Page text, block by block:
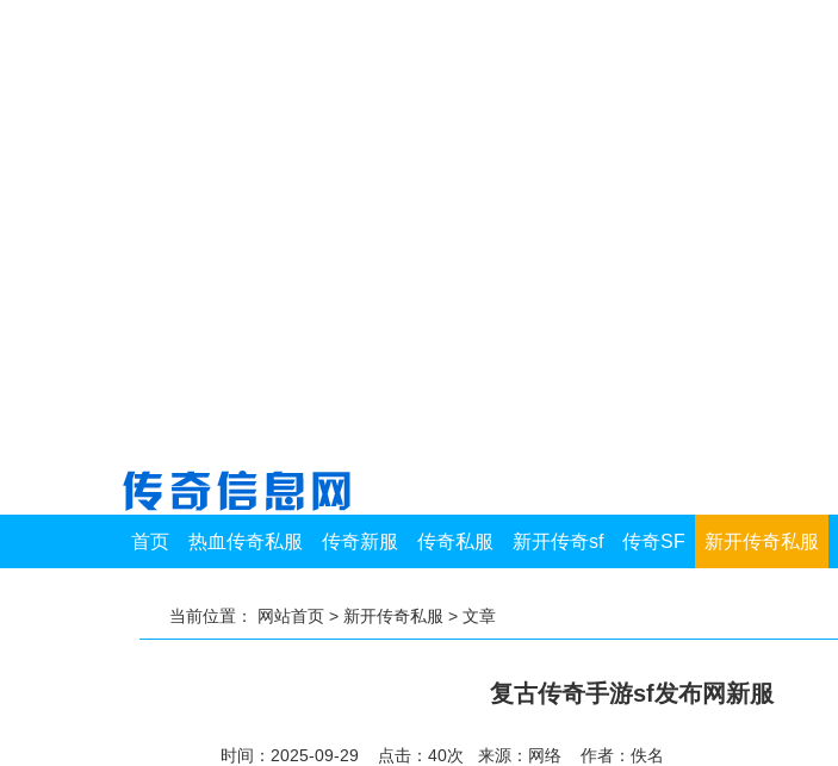
首页 热血传奇私服 传奇新服 传奇私服 新开传奇sf 传奇SF 新开传奇私服
当前位置： 网站首页 > 新开传奇私服 > 文章
复古传奇手游sf发布网新服
时间：2025-09-29 点击： 40次 来源：网络 作者：佚名